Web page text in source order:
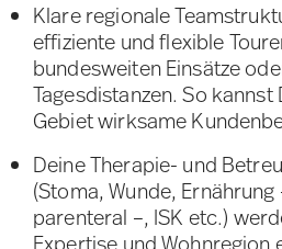
Klare regionale
effiziente und flexible
bundesweiten Einsätze
Tagesdistanzen. So
Gebiet wirksame
Deine Therapie- und
(Stoma, Wunde,
parenteral –, ISK etc.)